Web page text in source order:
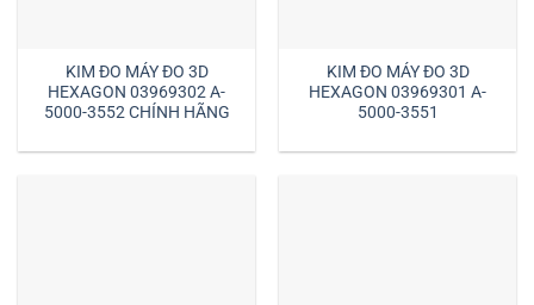
KIM ĐO MÁY ĐO 3D
HEXAGON 03969302 A-
5000-3552 CHÍNH HÃNG
KIM ĐO MÁY ĐO 3D
HEXAGON 03969301 A-
5000-3551